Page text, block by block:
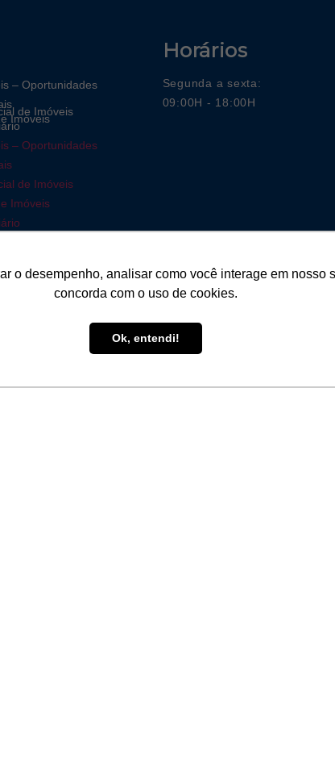
o desempenho, analisar como você interage em nosso
concorda com o uso de cookies.
Ok, entendi!
– Oportunidades
de Imóveis
Imóveis
– Oportunidades
de Imóveis
Imóveis
Horários
Segunda a sexta:
09:00H - 18:00H